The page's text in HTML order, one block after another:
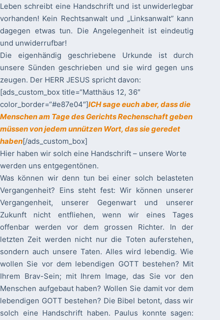
Leben schreibt eine Handschrift und ist unwiderlegbar
vorhanden! Kein Rechtsanwalt und „Linksanwalt” kann
dagegen etwas tun. Die Angelegenheit ist eindeutig
und unwiderrufbar!
Die eigenhändig geschriebene Urkunde ist durch
unsere Sünden geschrieben und sie wird gegen uns
zeugen. Der HERR JESUS spricht davon:
[ads_custom_box title=“Matthäus 12, 36″
color_border=“#e87e04″]ICH sage euch aber, dass die
Menschen am Tage des Gerichts Rechenschaft geben
müssen von jedem unnützen Wort, das sie geredet
haben[/ads_custom_box]
Hier haben wir solch eine Handschrift – unsere Worte
werden uns entgegentönen.
Was können wir denn tun bei einer solch belasteten
Vergangenheit? Eins steht fest: Wir können unserer
Vergangenheit, unserer Gegenwart und unserer
Zukunft nicht entfliehen, wenn wir eines Tages
offenbar werden vor dem grossen Richter. In der
letzten Zeit werden nicht nur die Toten auferstehen,
sondern auch unsere Taten. Alles wird lebendig. Wie
wollen Sie vor dem lebendigen GOTT bestehen? Mit
Ihrem Brav-Sein; mit Ihrem Image, das Sie vor den
Menschen aufgebaut haben? Wollen Sie damit vor dem
lebendigen GOTT bestehen? Die Bibel betont, dass wir
solch eine Handschrift haben. Paulus konnte sagen: